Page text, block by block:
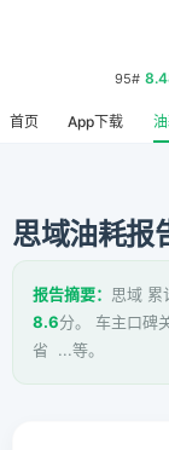
95#
首页 App下载
思域油耗报
报告摘要： 思域 累
8.6分。 车主口
省 ...等。